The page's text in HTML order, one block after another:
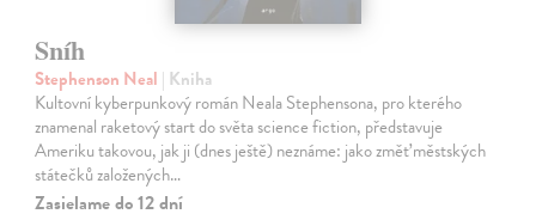
Sníh
Stephenson Neal | Kniha
Kultovní kyberpunkový román Neala Stephensona, pro kterého
znamenal raketový start do světa science fiction, představuje
Ameriku takovou, jak ji (dnes ještě) neznáme: jako změť městských
státečků založených…
Zasielame do 12 dní